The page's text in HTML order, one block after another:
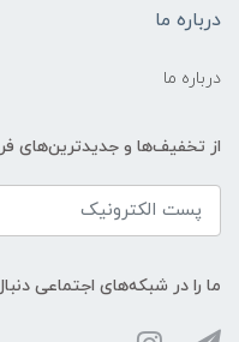
درباره ما
درباره ما
از تخفیف‌ها و جدیدترین‌های
ما را در شبکه‌های اجتماعی